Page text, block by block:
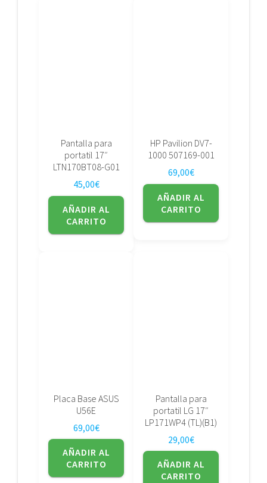
Pantalla para
portatil 17″
LTN170BT08-G01
45,00€
AÑADIR AL
CARRITO
HP Pavilion DV7-
1000 507169-001
69,00€
AÑADIR AL
CARRITO
Placa Base ASUS
U56E
69,00€
AÑADIR AL
CARRITO
Pantalla para
portatil LG 17″
LP171WP4 (TL)(B1)
29,00€
AÑADIR AL
CARRITO